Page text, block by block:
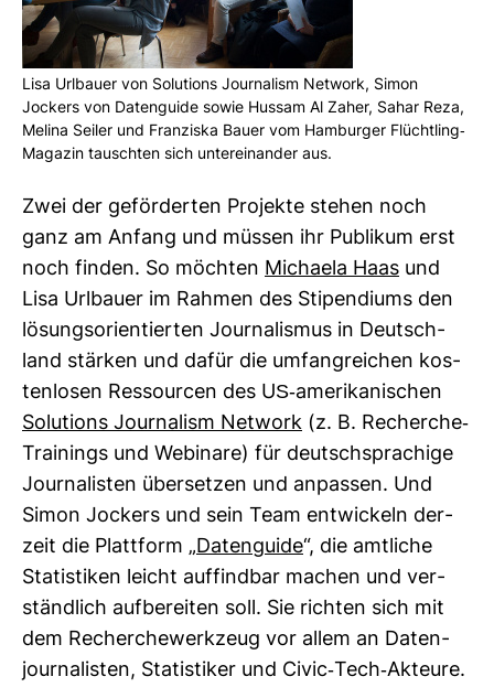
Lisa Url­bauer von Solu­tions Jour­na­lism Net­work, Simon
Jockers von Daten­guide sowie Hussam Al Zaher, Sahar Reza,
Melina Seiler und Fran­ziska Bauer vom Ham­burger Flücht­ling-​
Magazin tauschten sich unter­ein­ander aus.
Zwei der geför­derten Pro­jekte stehen noch
ganz am Anfang und müssen ihr Publikum erst
noch finden. So möchten Michaela Haas und
Lisa Url­bauer im Rahmen des Sti­pen­diums den
lösungs­ori­en­tierten Jour­na­lismus in Deutsch­
land stärken und dafür die umfang­rei­chen kos­
ten­losen Res­sourcen des US-​ame­ri­ka­ni­schen
Solu­tions Jour­na­lism Net­work (z. B. Recherche-​
Trai­nings und Webi­nare) für deutsch­spra­chige
Jour­na­listen über­setzen und anpassen. Und
Simon Jockers und sein Team ent­wi­ckeln der­
zeit die Platt­form „Daten­guide“, die amt­liche
Sta­tis­tiken leicht auf­findbar machen und ver­
ständ­lich auf­be­reiten soll. Sie richten sich mit
dem Recher­che­werk­zeug vor allem an Daten­
jour­na­listen, Sta­tis­tiker und Civic-​Tech-​Akteure.